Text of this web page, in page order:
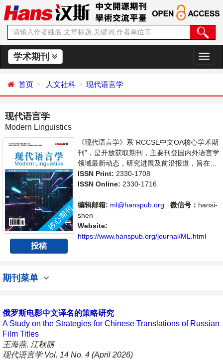
学术期刊
切
换
首页 人文社科 现代语言学
现代语言学
Modern Linguistics
投稿
《现代语言学》系“RCCSE中文OA核心学术期
刊”，是开放获取期刊，主要刊登国内外语言学
领域最新动态，研究进展及前沿报道，旨在给
世界范围内的科学家、学者、科研人员提供一
个传播、分享和讨论语言学领域内不同方向问
ISSN Print: 2330-1708
ISSN Online: 2330-1716
编辑邮箱: ml@hanspub.org 微信号： hansi-
shen
Website:
https://www.hanspub.org/journal/ML.html
期刊菜单
俄罗斯电影中文译名的策略研究
A Study on the Strategies for Chinese Translations of Russian
Film Titles
王海燕, 江秋丽
现代语言学 Vol. 14 No. 4 (April 2026)